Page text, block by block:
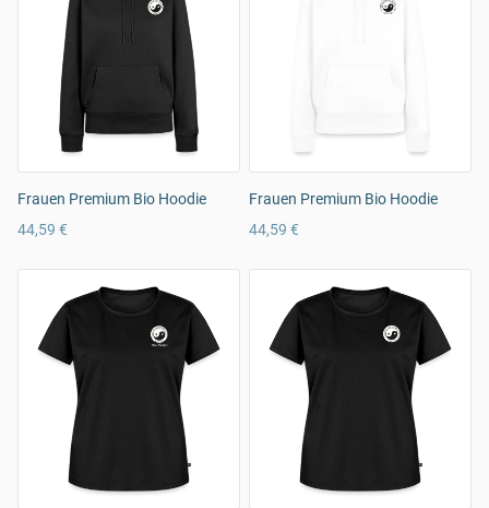
Frauen Premium Bio Hoodie
44,59 €
Frauen Premium Bio Hoodie
44,59 €